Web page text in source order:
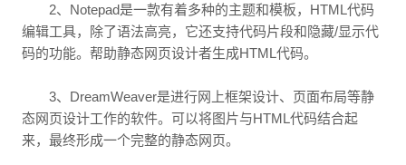
2、Notepad是一款有着多种的主题和模板，HTML代码
编辑工具，除了语法高亮，它还支持代码片段和隐藏/显示代
码的功能。帮助静态网页设计者生成HTML代码。
3、DreamWeaver是进行网上框架设计、页面布局等静
态网页设计工作的软件。可以将图片与HTML代码结合起
来，最终形成一个完整的静态网页。